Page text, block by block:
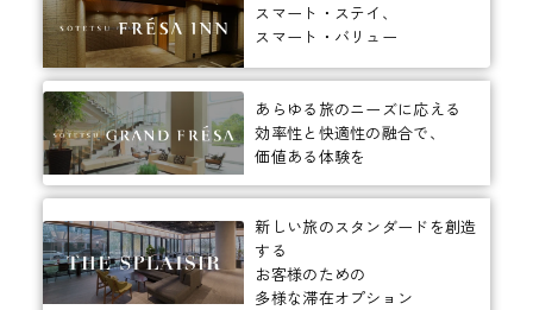
スマート・ステイ、
スマート・バリュー
あらゆる旅のニーズに応える
効率性と快適性の融合で、
価値ある体験を
新しい旅のスタンダードを創造
する
お客様のための
多様な滞在オプション